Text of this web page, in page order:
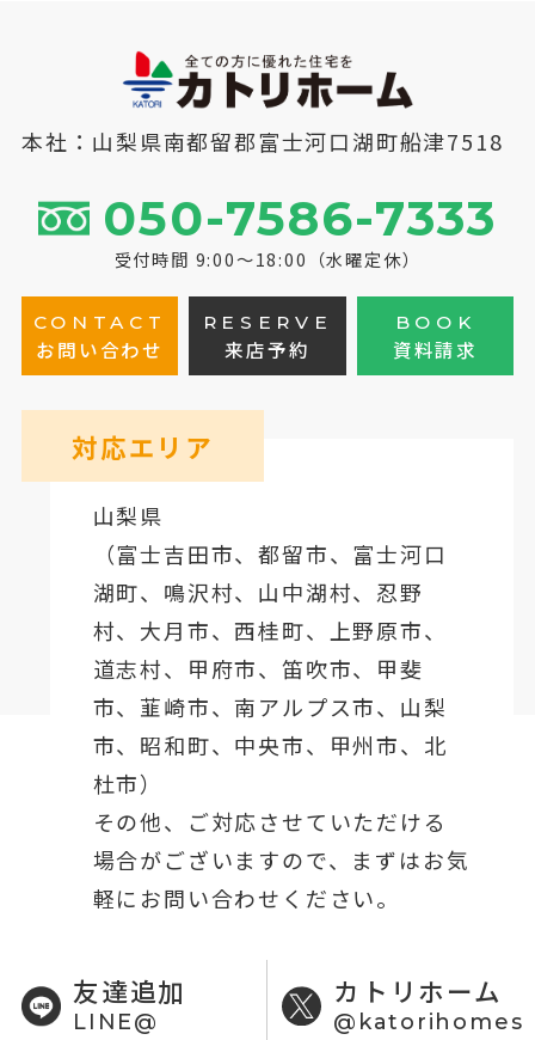
本社：山梨県南都留郡富士河口湖町船津7518
050-7586-7333
受付時間 9:00～18:00（水曜定休）
CONTACT
お問い合わせ
RESERVE
来店予約
BOOK
資料請求
対応エリア
山梨県
（富士吉田市、都留市、 富士河口
湖町、鳴沢村、山中湖村、忍野
村、 大月市、西桂町、上野原市、
道志村、 甲府市、笛吹市、甲斐
市、韮崎市、南アルプス市、山梨
市、昭和町、中央市、甲州市、北
杜市）
その他、ご対応させていただける
場合がございますので、まずはお気
軽にお問い合わせください。
友達追加
LINE@
カトリホーム
@katorihomes